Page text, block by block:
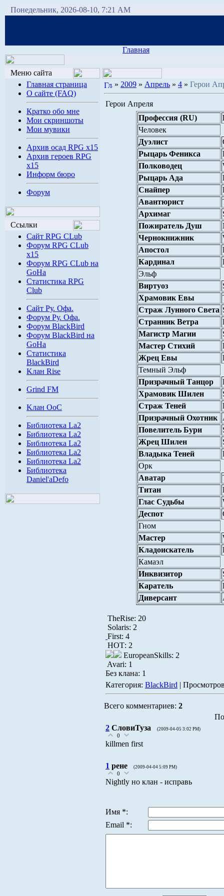
Понедельник, 2026-08-10, 7:21 AM
Главная
Меню сайта
Главная страница
О сайте (FAQ)
Кратко обо мне
Мои скриншоты
Мои мувики
Архив осад RPG x15
Архив героев RPG
x15
Информ бюро
Форум
Ссылки
Сайт RPG CLub
Форум RPG CLub
x15
Форум RPG CLub на
GoHa
Статистика RPG
Club
Сайт Ру. Офа.
Форум Ру. Офа.
Форум BlackBird
Форум BlackBird на
GoHa
Статистика
BlackBird
Kлан Rise
Grind FM
Kлан OoC
Библиотека La2
Библиотека La2
Библиотека La2
Библиотека La2
Библиотека La2
Библиотека
Daniel'aDefo
» 2009 » Апрель » 4 » Герои
Герои Апреля
Профессия (RU)
Человек
Дуэлист
Рыцарь Феникса
Полководец
Рыцарь Ада
Снайпер
Авантюрист
Архимаг
Пожиратель Душ
Чернокнижник
Апостол
Кардинал
Эльф
Виртуоз
Храмовик Евы
Страж Лунного Света
Странник Ветра
Магистр Магии
Мастер Стихий
Жрец Евы
Темный Эльф
Призрачный Танцор
Храмовик Шилен
Страж Теней
Призрачный Охотник
Повелитель Бури
Жрец Шилен
Владыка Теней
Орк
Аватар
Титан
Глас Судьбы
Деспот
Гном
Мастер
Кладоискатель
Камаэл
Инквизитор
Каратель
Диверсант
TheRise: 20
Solaris: 2
First: 4
НОТ: 2
EuropeanSkills: 2
Avari: 1
Без клана: 1
Категория: BlackBird |
Всего комментариев: 2
2 СловиТуза (2009-04-05 3:02 PM)
0
killmen first
1 рене (2009-04-04 5:09 PM)
0
Nightly но клан - исправь
Имя *:
Email *: